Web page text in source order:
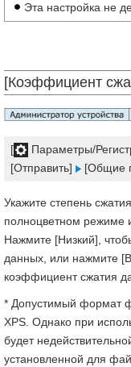
Эта настройка не
[Коэффициент
[ Параметры/
[Отправить]
[Общие
Укажите степень
полноцветном режиме
Нажмите [Низкий],
данных, или нажмите
коэффициент сжатия
* Допустимый формат
XPS. Однако при
будет
установленной для